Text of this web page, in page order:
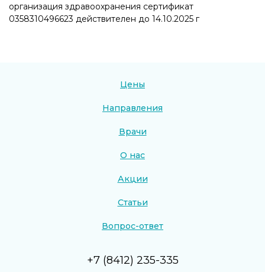
организация здравоохранения сертификат
0358310496623 действителен до 14.10.2025 г
+7 (8412) 235-335
Цены
Направления
Врачи
О нас
Акции
Статьи
Вопрос-ответ